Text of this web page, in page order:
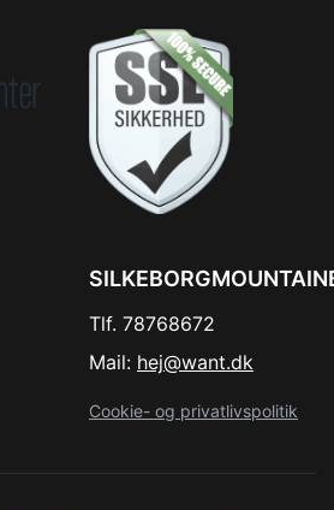
Tlf. 78768672
Mail: hej@want.dk
Cookie- og privatlivspolitik